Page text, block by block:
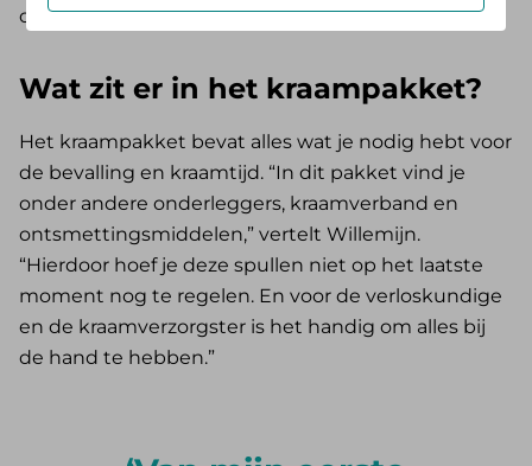
over wat ik nog moest aanschaffen.”
Wat zit er in het kraampakket?
Het kraampakket bevat alles wat je nodig hebt voor
de bevalling en kraamtijd. “In dit pakket vind je
onder andere onderleggers, kraamverband en
ontsmettingsmiddelen,” vertelt Willemijn.
“Hierdoor hoef je deze spullen niet op het laatste
moment nog te regelen. En voor de verloskundige
en de kraamverzorgster is het handig om alles bij
de hand te hebben.”